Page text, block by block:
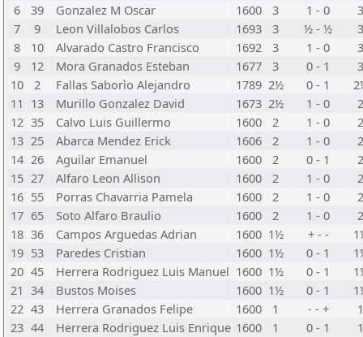
6
39 Gonzalez M Oscar 1600 3 1 - 0
7
9 Leon Villalobos Carlos 1693 3 ½ - ½
8
10 Alvarado Castro Francisco 1692 3 1 - 0
9
12 Mora Granados Esteban 1677 3 0 - 1
10
2 Fallas Saborìo Alejandro 1789 2½ 0 - 1
11 13 Murillo Gonzalez David 1673 2½ 1 - 0
12 35 Calvo Luis Guillermo 1600 2 1 - 0
13 25 Abarca Mendez Erick 1606 2 1 - 0
14 26 Aguilar Emanuel 1600 2 0 - 1
15 27 Alfaro Leon Allison 1600 2 1 - 0
16 55 Porras Chavarria Pamela 1600 2 1 - 0
17 65 Soto Alfaro Braulio 1600 2 1 - 0
18 36 Campos Arguedas Adrian 1600 1½ + - -
19 53 Paredes Cristian 1600 1½ 0 - 1
20 45 Herrera Rodriguez Luis Manuel 1600 1½ 0 - 1
21 34 Bustos Moises 1600 1½ 0 - 1
22 43 Herrera Granados Felipe 1600 1 - - +
23 44 Herrera Rodriguez Luis Enrique 1600 1 0 - 1